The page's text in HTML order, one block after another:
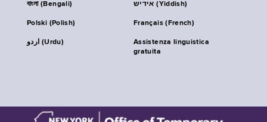
বাংলা (Bengali) אידיש (Yiddish)
Polski (Polish) Français (French)
اردو (Urdu)
Assistenza linguistica
gratuita